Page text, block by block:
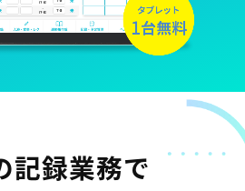
記録業務で